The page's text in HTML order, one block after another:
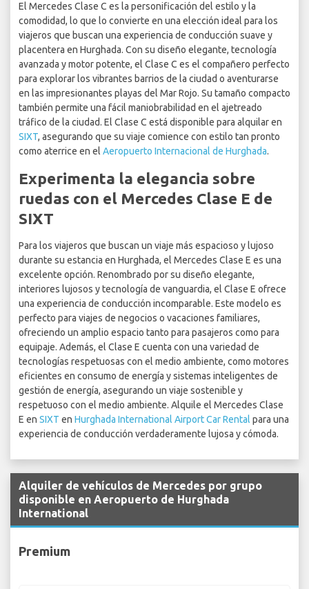
El Mercedes Clase C es la personificación del estilo y la
comodidad, lo que lo convierte en una elección ideal para los
viajeros que buscan una experiencia de conducción suave y
placentera en Hurghada. Con su diseño elegante, tecnología
avanzada y motor potente, el Clase C es el compañero perfecto
para explorar los vibrantes barrios de la ciudad o aventurarse
en las impresionantes playas del Mar Rojo. Su tamaño compacto
también permite una fácil maniobrabilidad en el ajetreado
tráfico de la ciudad. El Clase C está disponible para alquilar en
SIXT, asegurando que su viaje comience con estilo tan pronto
como aterrice en el Aeropuerto Internacional de Hurghada.
Experimenta la elegancia sobre
ruedas con el Mercedes Clase E de
SIXT
Para los viajeros que buscan un viaje más espacioso y lujoso
durante su estancia en Hurghada, el Mercedes Clase E es una
excelente opción. Renombrado por su diseño elegante,
interiores lujosos y tecnología de vanguardia, el Clase E ofrece
una experiencia de conducción incomparable. Este modelo es
perfecto para viajes de negocios o vacaciones familiares,
ofreciendo un amplio espacio tanto para pasajeros como para
equipaje. Además, el Clase E cuenta con una variedad de
tecnologías respetuosas con el medio ambiente, como motores
eficientes en consumo de energía y sistemas inteligentes de
gestión de energía, asegurando un viaje sostenible y
respetuoso con el medio ambiente. Alquile el Mercedes Clase
E en SIXT en Hurghada International Airport Car Rental para una
experiencia de conducción verdaderamente lujosa y cómoda.
Alquiler de vehículos de Mercedes por grupo
disponible en Aeropuerto de Hurghada
International
Premium